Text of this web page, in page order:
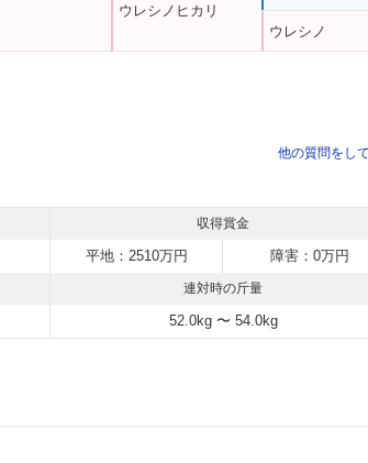
ウレシノヒカリ
ウレシノ
他の質問をし
収得賞金
平地：2510万円 障害：0万円
連対時の斤量
52.0kg 〜 54.0kg